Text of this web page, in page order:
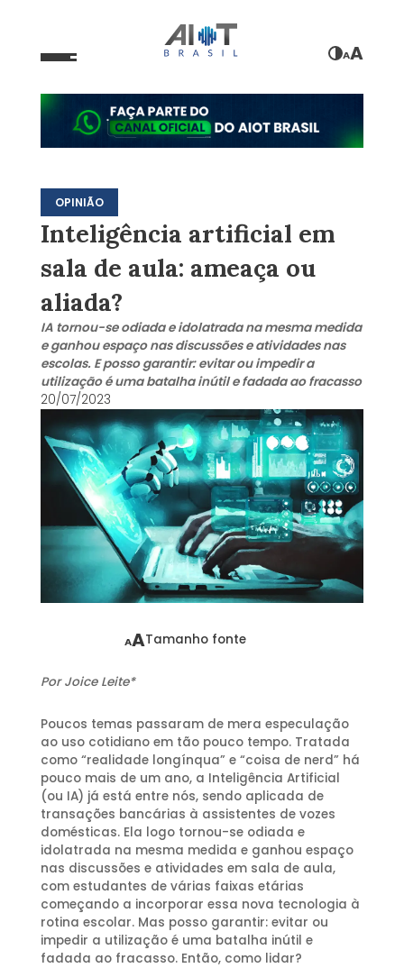
AA
OPINIÃO
Inteligência artificial em
sala de aula: ameaça ou
aliada?
IA tornou-se odiada e idolatrada na mesma medida
e ganhou espaço nas discussões e atividades nas
escolas. E posso garantir: evitar ou impedir a
utilização é uma batalha inútil e fadada ao fracasso
20/07/2023
AATamanho fonte
Por Joice Leite*
Poucos temas passaram de mera especulação
ao uso cotidiano em tão pouco tempo. Tratada
como “realidade longínqua” e “coisa de nerd” há
pouco mais de um ano, a Inteligência Artificial
(ou IA) já está entre nós, sendo aplicada de
transações bancárias à assistentes de vozes
domésticas. Ela logo tornou-se odiada e
idolatrada na mesma medida e ganhou espaço
nas discussões e atividades em sala de aula,
com estudantes de várias faixas etárias
começando a incorporar essa nova tecnologia à
rotina escolar. Mas posso garantir: evitar ou
impedir a utilização é uma batalha inútil e
fadada ao fracasso. Então, como lidar?